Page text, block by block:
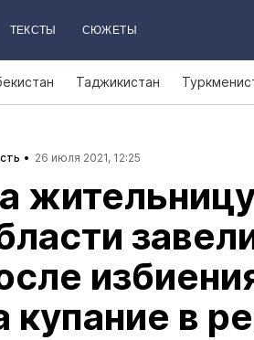
ТЕКСТЫ СЮЖЕТЫ
Таджикистан
26 июля 2021, 12:25
купание в